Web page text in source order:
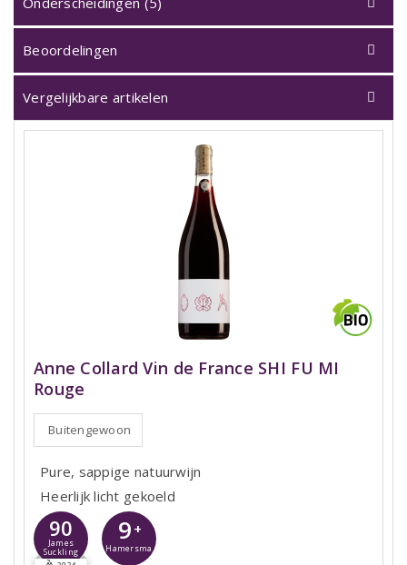
Beoordelingen
Vergelijkbare artikelen
Anne Collard Vin de France SHI FU MI
Rouge
Buitengewoon
Pure, sappige natuurwijn
Heerlijk licht gekoeld
90
James
Suckling
9 +
Hamersma